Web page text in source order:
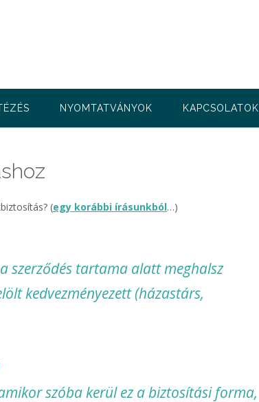
NYOMTATVÁNYOK KAPCSOLATOK
(egy korábbi írásunkból…)
szerződés tartama alatt meghalsz
kedvezményezett (házastárs,
szóba kerül ez a biztosítási forma,